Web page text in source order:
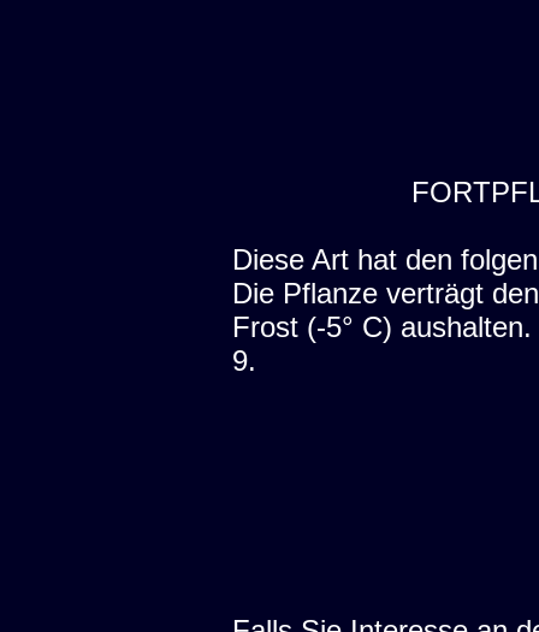
Diese Art hat den
Die Pflanze verträgt
Frost (-5° C)
9.